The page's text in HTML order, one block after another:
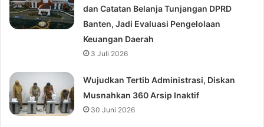
dan Catatan Belanja Tunjangan DPRD
Banten, Jadi Evaluasi Pengelolaan
Keuangan Daerah
3 Juli 2026
Wujudkan Tertib Administrasi, Diskan
Musnahkan 360 Arsip Inaktif
30 Juni 2026